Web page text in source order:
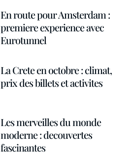
En route pour Amsterdam :
premiere experience avec
Eurotunnel
La Crete en octobre : climat,
prix des billets et activites
Les merveilles du monde
moderne : decouvertes
fascinantes